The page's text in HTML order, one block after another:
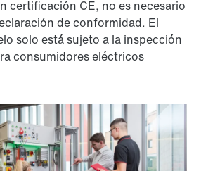
certificación CE, no es necesario
de conformidad. El
solo está sujeto a la inspección
consumidores eléctricos